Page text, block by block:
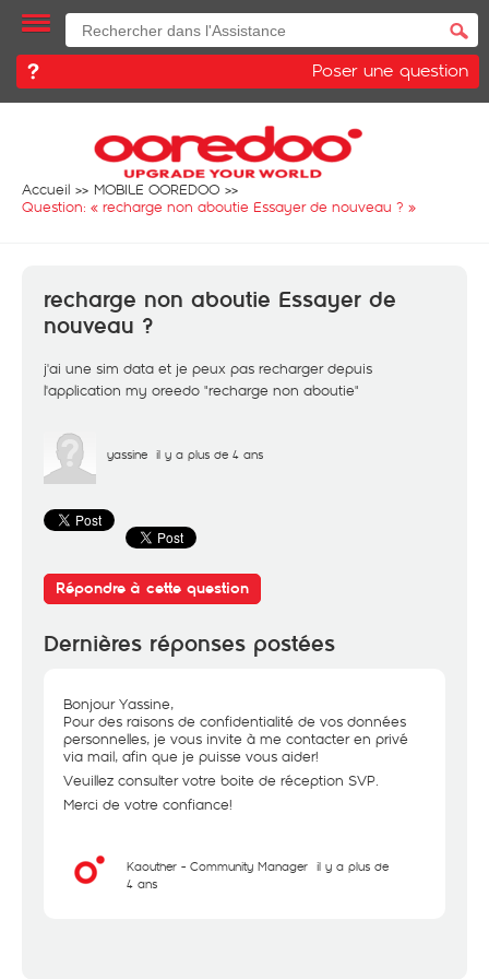
Poser une question
Accueil
MOBILE OOREDOO
Question: « recharge non aboutie Essayer de nouveau ? »
recharge non aboutie Essayer de
nouveau ?
j'ai une sim data et je peux pas recharger depuis
l'application my oreedo "recharge non aboutie"
yassine il y a plus de 4 ans
Répondre à cette question
Dernières réponses postées
Bonjour Yassine,
Pour des raisons de confidentialité de vos données
personnelles, je vous invite à me contacter en privé
via mail, afin que je puisse vous aider!
Veuillez consulter votre boite de réception SVP.
Merci de votre confiance!
Kaouther - Community Manager il y a plus de
4 ans